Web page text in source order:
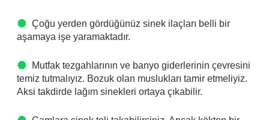
Çoğu yerden gördüğünüz sinek ilaçları belli bir
aşamaya işe yaramaktadır.
Mutfak tezgahlarının ve banyo giderlerinin çevresini
temiz tutmalıyız. Bozuk olan muslukları tamir etmeliyiz.
Aksi takdirde lağım sinekleri ortaya çıkabilir.